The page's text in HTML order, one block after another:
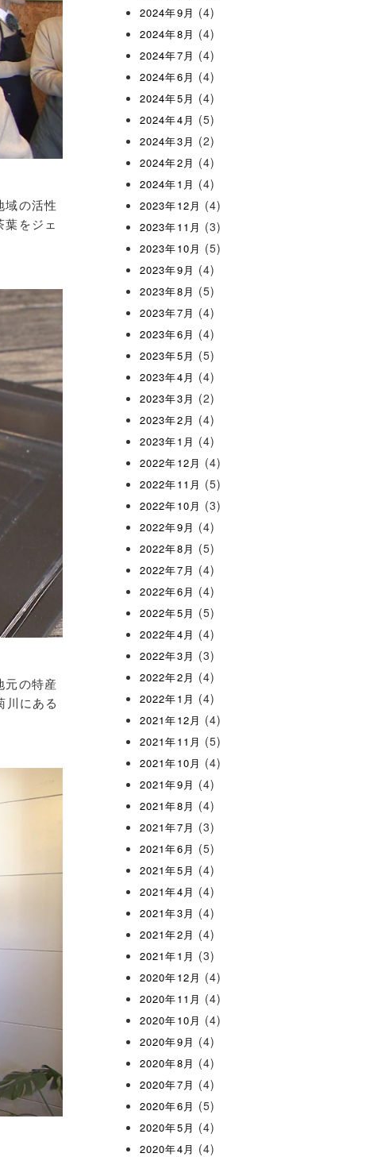
域の活性
をジェ
元の特産
川にある
2024年9月 (4)
2024年8月 (4)
2024年7月 (4)
2024年6月 (4)
2024年5月 (4)
2024年4月 (5)
2024年3月 (2)
2024年2月 (4)
2024年1月 (4)
2023年12月 (4)
2023年11月 (3)
2023年10月 (5)
2023年9月 (4)
2023年8月 (5)
2023年7月 (4)
2023年6月 (4)
2023年5月 (5)
2023年4月 (4)
2023年3月 (2)
2023年2月 (4)
2023年1月 (4)
2022年12月 (4)
2022年11月 (5)
2022年10月 (3)
2022年9月 (4)
2022年8月 (5)
2022年7月 (4)
2022年6月 (4)
2022年5月 (5)
2022年4月 (4)
2022年3月 (3)
2022年2月 (4)
2022年1月 (4)
2021年12月 (4)
2021年11月 (5)
2021年10月 (4)
2021年9月 (4)
2021年8月 (4)
2021年7月 (3)
2021年6月 (5)
2021年5月 (4)
2021年4月 (4)
2021年3月 (4)
2021年2月 (4)
2021年1月 (3)
2020年12月 (4)
2020年11月 (4)
2020年10月 (4)
2020年9月 (4)
2020年8月 (4)
2020年7月 (4)
2020年6月 (5)
2020年5月 (4)
2020年4月 (4)